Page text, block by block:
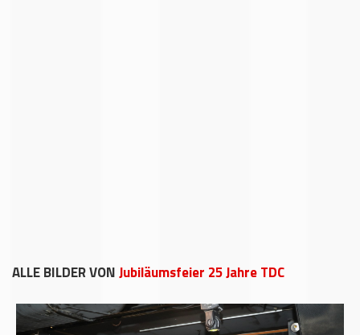
ALLE BILDER VONJubiläumsfeier 25 Jahre TDC